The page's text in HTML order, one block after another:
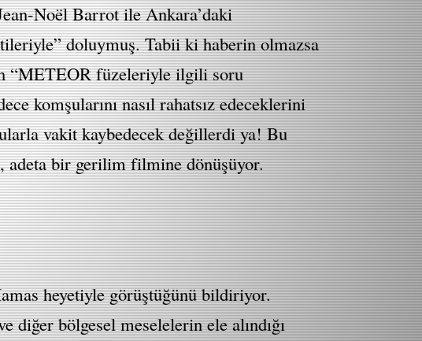
Noël Barrot ile Ankara’daki
doluymuş. Tabii ki haberin olmazsa
“METEOR füzeleriyle ilgili soru
komşularını nasıl rahatsız edeceklerini
vakit kaybedecek değillerdi ya! Bu
adeta bir gerilim filmine dönüşüyor.
heyetiyle görüştüğünü bildiriyor.
diğer bölgesel meselelerin ele alındığı